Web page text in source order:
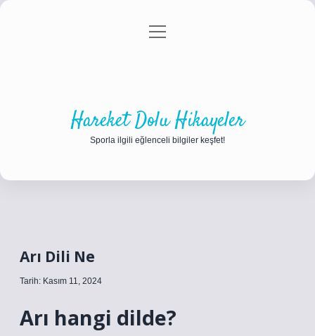
Gizlilik Politikası
menüyü
Hareket Dolu Hikayeler
Sporla ilgili eğlenceli bilgiler keşfet!
Arı Dili Ne
Tarih: Kasım 11, 2024
Arı hangi dilde?